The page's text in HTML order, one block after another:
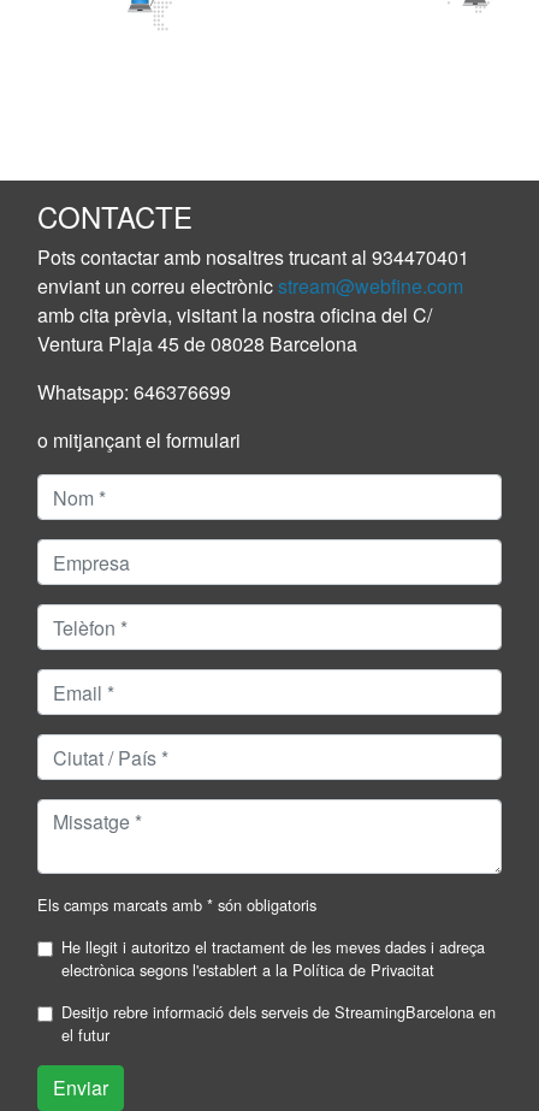
CONTACTE
Pots contactar amb nosaltres trucant al 934470401
enviant un correu electrònicstream@webfine.com
amb cita prèvia, visitant la nostra oficina del C/
Ventura Plaja 45 de 08028 Barcelona
Whatsapp: 646376699
o mitjançant el formulari
Els camps marcats amb * són obligatoris
He llegit i autoritzo el tractament de les meves dades i adreça
electrònica segons l'establert a la Política de Privacitat
Desitjo rebre informació dels serveis de StreamingBarcelona en
el futur